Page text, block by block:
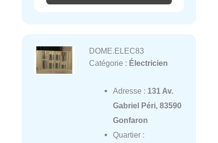
DOME.ELEC83
Catégorie : Électricien
Adresse : 131 Av.
Gabriel Péri, 83590
Gonfaron
Quartier :